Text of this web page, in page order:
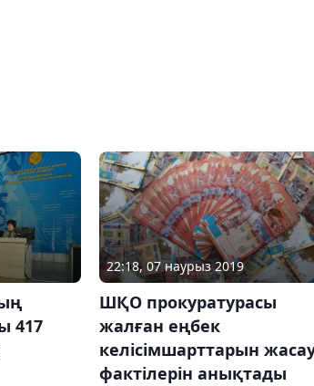
417
22:18, 07 наурыз 2019
ШҚО прокуратурасы
жалған еңбек
келісімшарттарын
фактілерін анықтады